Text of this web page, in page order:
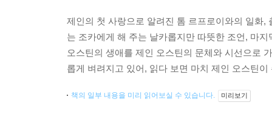
제인의 첫 사랑으로 알려진 톰 르프로이와의 일화
는 조카에게 해 주는 날카롭지만 따뜻한 조언, 마
오스틴의 생애를 제인 오스틴의 문체와 시선으로
롭게 벼려지고 있어, 읽다 보면 마치 제인 오스틴
책의 일부 내용을 미리 읽어보실 수 있습니다. 미리보기